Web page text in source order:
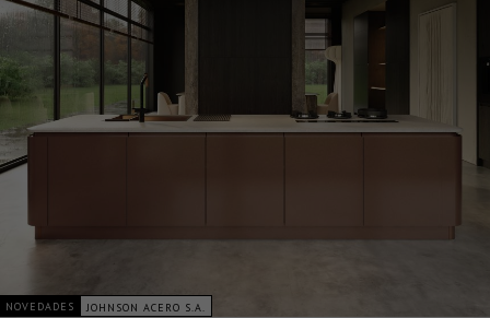
NOVEDADES JOHNSON ACERO S.A.